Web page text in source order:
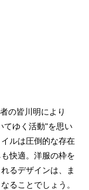
の皆川明により
てゆく活動"を思い
ルは圧倒的な存在
快適。洋服の枠を
るデザインは、ま
ることでしょう。